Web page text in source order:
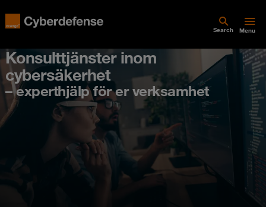
Search Menu
Konsulttjänster inom
cybersäkerhet
– experthjälp för er verksamhet